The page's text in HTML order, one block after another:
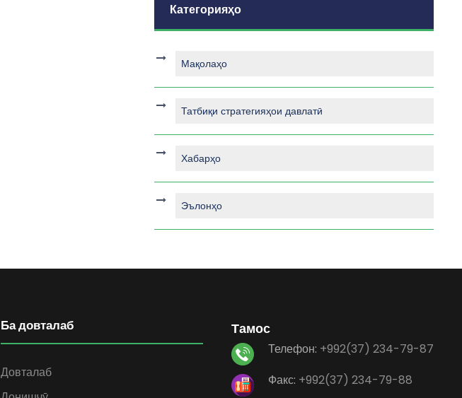
Категорияҳо
Мақолаҳо
Татбиқи стратегияҳои давлатӣ
Хабарҳо
Эълонҳо
Ба довталаб
Довталаб
Тамос
Телефон: +992(37) 234-79-87
Факс: +992(37) 234-79-88